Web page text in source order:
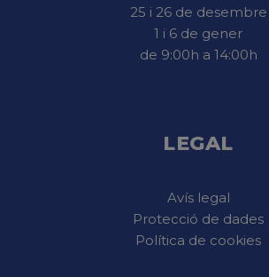
25 i 26 de desembre
1 i 6 de gener
de 9:00h a 14:00h
LEGAL
Avís legal
Protecció de dades
Política de cookies